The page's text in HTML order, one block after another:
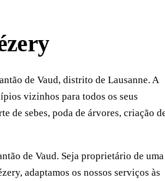
de Vaud, distrito de Lausanne. A
vizinhos para todos os seus
de sebes, poda de árvores, criação
de Vaud. Seja proprietário de uma
adaptamos os nossos serviços às